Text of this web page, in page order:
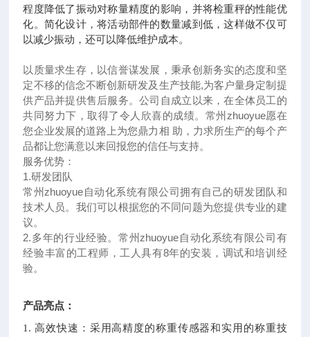
程度降低了振动对称量精度的影响，并将检重秤的性能优
化。简化设计，将活动部件的数量减到低，这样做不仅可
以减少振动，还可以降低维护成本。
以质量求生存，以信誉谋发展，秉承创新务实的态度和坚
定不移的信念不断创新研发及生产技能,为客户量身定制提
供产品并提供售后服务。公司自成立以来，在全体员工的
共同努力下，取得了令人欣喜的成绩。常州 zhuoyue愿在
您企业发展的道路上为您鼎力相 助，力求所生产的每个产
品都让您满意以来回报您的信任与支持。
服务优势：
1.研发团队
常州 zhuoyue自动化系统有限公司拥有自己的研发团队和
技术人员。我们可以根据您的不同问题为您提供专业的建
议。
2.多年的行业经验。常州 zhuoyue自动化系统有限公司有
经验丰富的工程师，工人具有8年的安装，调试和培训经
验。
产品亮点：
1. 高效快速：采用高精度的称重传感器和实用的称重技